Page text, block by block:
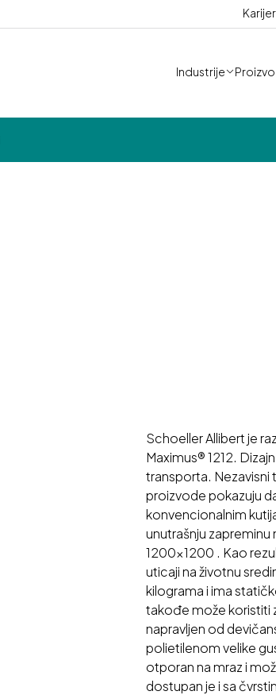
Industrije
Schoeller Allibert je
Maximus® 1212.
transporta. Nezavisni
proizvode pokazuju
konvencionalnim
unutrašnju zapreminu
1200x1200 . Kao
uticaji na životnu
kilograma i ima
takođe može koristiti
napravljen od
polietilenom velike
otporan na mraz i
dostupan je i sa